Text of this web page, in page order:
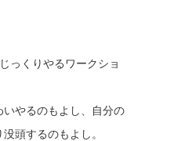
っくりやるワークショ
いやるのもよし、自分の
頭するのもよし。